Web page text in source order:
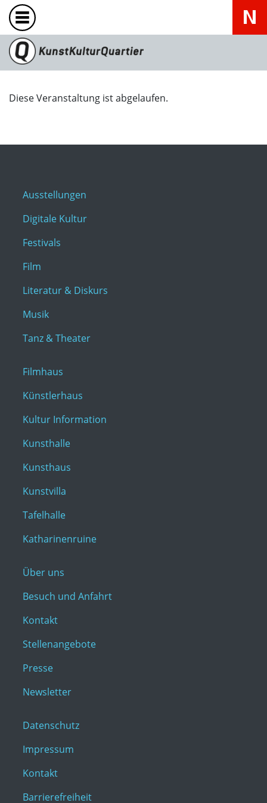
Diese Veranstaltung ist abgelaufen.
Ausstellungen
Digitale Kultur
Festivals
Film
Literatur & Diskurs
Musik
Tanz & Theater
Filmhaus
Künstlerhaus
Kultur Information
Kunsthalle
Kunsthaus
Kunstvilla
Tafelhalle
Katharinenruine
Über uns
Besuch und Anfahrt
Kontakt
Stellenangebote
Presse
Newsletter
Datenschutz
Impressum
Kontakt
Barrierefreiheit